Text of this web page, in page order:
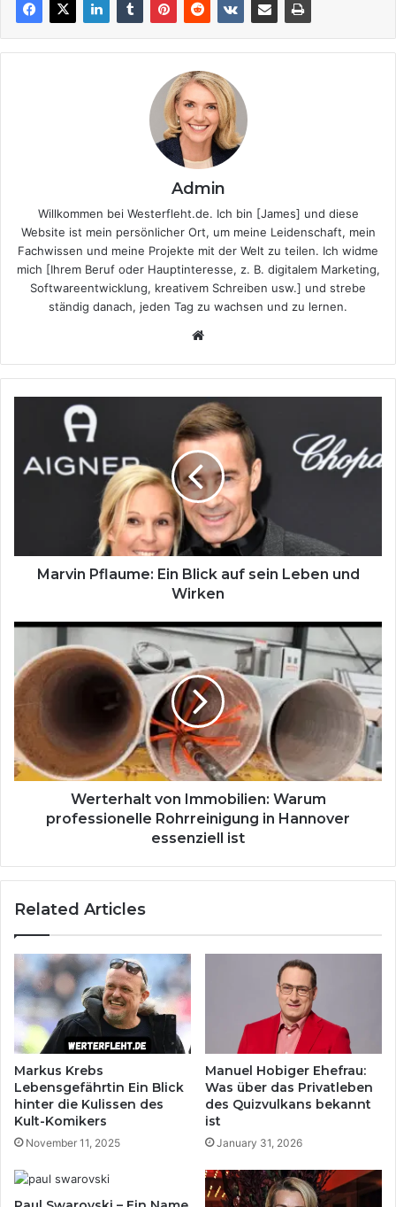
Admin
Willkommen bei Westerfleht.de. Ich bin [James] und diese
Website ist mein persönlicher Ort, um meine Leidenschaft, mein
Fachwissen und meine Projekte mit der Welt zu teilen. Ich widme
mich [Ihrem Beruf oder Hauptinteresse, z. B. digitalem Marketing,
Softwareentwicklung, kreativem Schreiben usw.] und strebe
ständig danach, jeden Tag zu wachsen und zu lernen.
Blick
auf
Wirken
Marvin Pflaume: Ein Blick auf sein Leben und
Wirken
Werterhalt
Immobilien:
Warum
professionelle
in
Hannover
essenziell
Werterhalt von Immobilien: Warum
professionelle Rohrreinigung in Hannover
essenziell ist
Related Articles
Markus Krebs
Lebensgefährtin Ein Blick
hinter die Kulissen des
Kult-Komikers
November 11, 2025
Manuel Hobiger Ehefrau:
Was über das Privatleben
des Quizvulkans bekannt
ist
January 31, 2026